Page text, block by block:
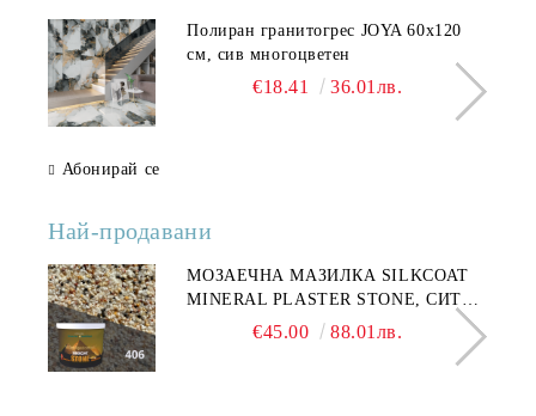
Полиран гранитогрес JOYA 60x120
см, сив многоцветен
€18.41 36.01лв.
Абонирай се
Най-продавани
МОЗАЕЧНА МАЗИЛКА SILKCOAT
MINERAL PLASTER STONE, СИТЕН
КАМЪК 406 25КГ
€45.00 88.01лв.